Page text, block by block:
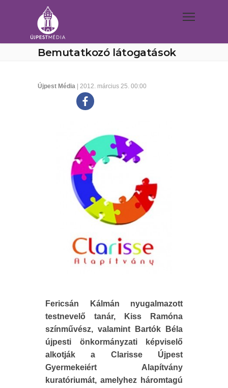
Bemutatkozó látogatások
Újpest Média | 2012. március 25. 00:00
Fericsán Kálmán nyugalmazott
testnevelő tanár, Kiss Ramóna
színművész, valamint Bartók Béla
újpesti önkormányzati képviselő
alkotják a Clarisse Újpest
Gyermekeiért Alapítvány
kuratóriumát, amelyhez háromtagú